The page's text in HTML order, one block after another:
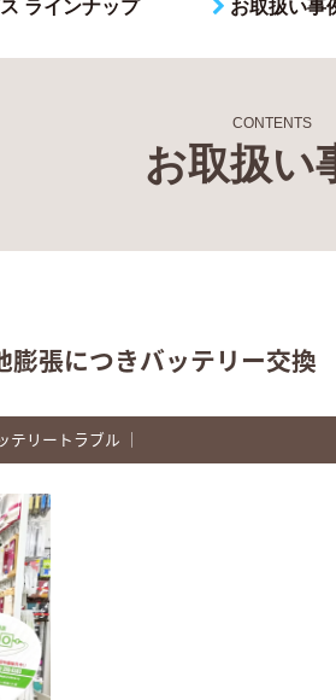
ラインナップ お取扱い事
CONTENTS
お取扱い
膨張につきバッテリー交換
テリートラブル ｜